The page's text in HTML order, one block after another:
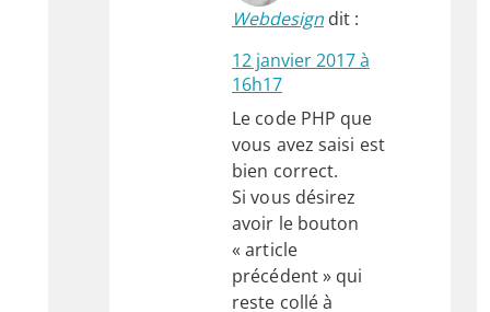
Webdesign dit :
12 janvier 2017 à
16h17
Le code PHP que
vous avez saisi est
bien correct.
Si vous désirez
avoir le bouton
« article
précédent » qui
reste collé à